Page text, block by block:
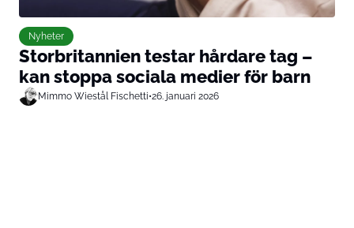
Nyheter
Storbritannien testar hårdare tag –
kan stoppa sociala medier för barn
Mimmo Wiestål Fischetti•26. januari 2026